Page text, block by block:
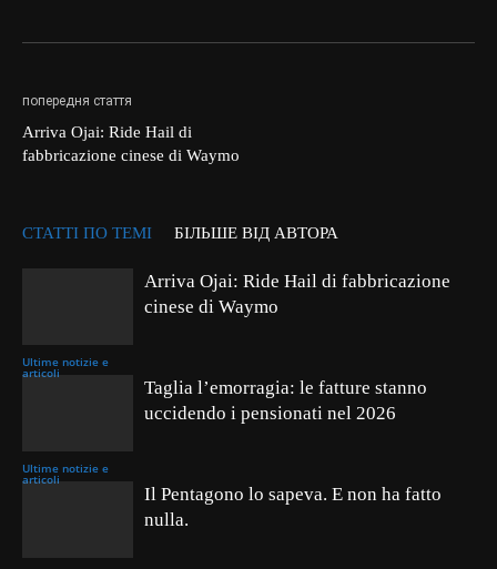
попередня стаття
Arriva Ojai: Ride Hail di
fabbricazione cinese di Waymo
СТАТТІ ПО ТЕМІ БІЛЬШЕ ВІД АВТОРА
Ultime notizie e
articoli
Arriva Ojai: Ride Hail di fabbricazione
cinese di Waymo
Ultime notizie e
articoli
Taglia l’emorragia: le fatture stanno
uccidendo i pensionati nel 2026
Il Pentagono lo sapeva. E non ha fatto
nulla.